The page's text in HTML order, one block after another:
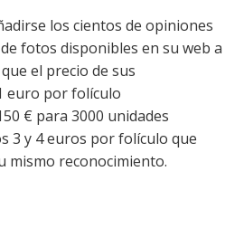
los cientos de opiniones
fotos disponibles en su web a
el precio de sus
euro por folículo
€ para 3000 unidades
3 y 4 euros por folículo que
mismo reconocimiento.